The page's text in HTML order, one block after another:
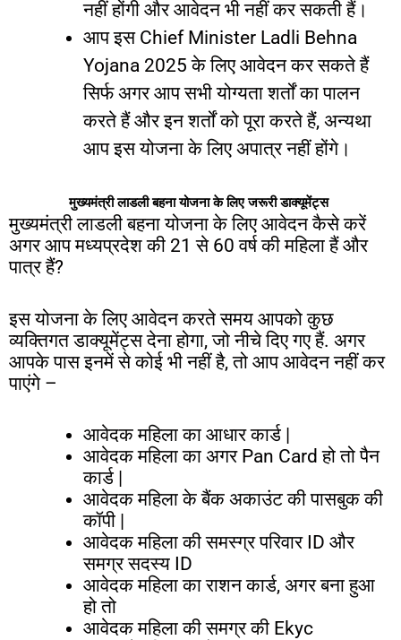
नहीं होंगी और आवेदन भी नहीं कर सकती हैं।
आप इसChief Minister Ladli Behna
Yojana 2025के लिए आवेदन कर सकते हैं
सिर्फ अगर आप सभी योग्यता शर्तों का पालन
करते हैं और इन शर्तों को पूरा करते हैं, अन्यथा
आप इस योजना के लिए अपात्र नहीं होंगे।
मुख्यमंत्री लाडली बहना योजना के लिए जरूरी डाक्यूमेंट्स
मुख्यमंत्री लाडली बहना योजना के लिए आवेदन कैसे करें
अगर आप मध्यप्रदेश की 21से60वर्ष की महिला हैं और
पात्र हैं?
इसयोजना के लिए आवेदन करते समय आपको कुछ
व्यक्तिगत डाक्यूमेंट्स देना होगा,जो नीचे दिए गए हैं. अगर
आपके पास इनमें से कोई भी नहीं है,तो आप आवेदन नहीं कर
पाएंगे–
आवेदक महिला का आधार कार्ड |
आवेदक महिला का अगरPan Cardहो तो पैन
कार्ड |
आवेदक महिला के बैंक अकाउंट की पासबुक की
कॉपी |
आवेदक महिला की समस्ग्र परिवारID और
समग्र सदस्य ID
आवेदक महिला का राशन कार्ड, अगर बना हुआ
हो तो
आवेदक महिला की समग्र की Ekyc